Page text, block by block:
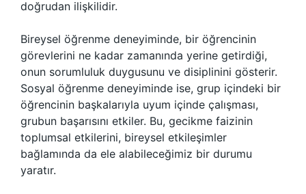
doğrudan ilişkilidir.
Bireysel öğrenme deneyiminde, bir öğrencinin
görevlerini ne kadar zamanında yerine getirdiği,
onun sorumluluk duygusunu ve disiplinini gösterir.
Sosyal öğrenme deneyiminde ise, grup içindeki bir
öğrencinin başkalarıyla uyum içinde çalışması,
grubun başarısını etkiler. Bu, gecikme faizinin
toplumsal etkilerini, bireysel etkileşimler
bağlamında da ele alabileceğimiz bir durumu
yaratır.